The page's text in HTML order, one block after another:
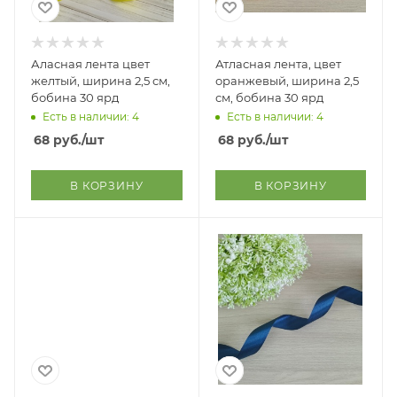
Аласная лента цвет
желтый, ширина 2,5 см,
бобина 30 ярд
Есть в наличии: 4
68 руб./шт
В КОРЗИНУ
Атласная лента, цвет
оранжевый, ширина 2,5
см, бобина 30 ярд
Есть в наличии: 4
68руб./шт
В КОРЗИНУ